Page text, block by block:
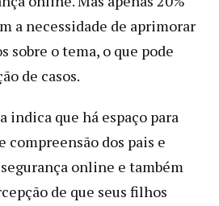
a necessidade de aprimorar
sobre o tema, o que pode
de casos.
indica que há espaço para
compreensão dos pais e
online e também
de que seus filhos